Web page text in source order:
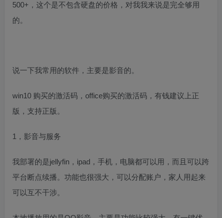
500+，这个是不包含硬盘的价格，对我我来说是完全够用
的。
说一下我常用的软件，主要是影音的。
win10 购买的激活码，office购买的激活码，有钱建议上正
版，支持正版。
1，影音与服务
我部署的是jellyfin，ipad，手机，电脑都可以用，而且可以跨
平台断点续播。功能也很强大，可以分配账户，家人用起来
可以互不干涉。